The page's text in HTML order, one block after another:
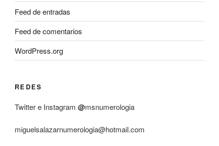
Feed de entradas
Feed de comentarios
WordPress.org
REDES
Twitter e Instagram @msnumerologia
miguelsalazarnumerologia@hotmail.com